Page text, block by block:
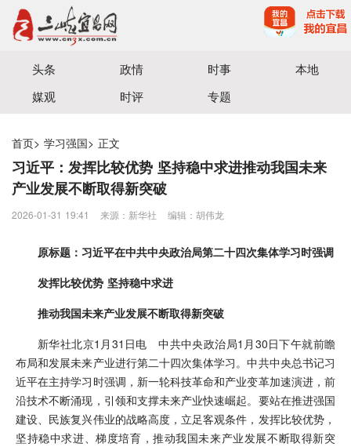
宜昌三峡融媒体中心主办
头条 政情 时事
本地
媒观
时评 专题
首页> 学习强国> 正文
习近平：发挥比较优势 坚持稳中求进推动我国未来
产业发展不断取得新突破
2026-01-31 19:41 来源：​新华社 编辑：胡伟龙
原标题：习近平在中共中央政治局第二十四次集体学习时强调
发挥比较优势 坚持稳中求进
推动我国未来产业发展不断取得新突破
新华社北京1月31日电 中共中央政治局1月30日下午就前瞻
布局和发展未来产业进行第二十四次集体学习。中共中央总书记习
近平在主持学习时强调，新一轮科技革命和产业变革加速演进，前
沿技术不断涌现，引领和支撑未来产业快速崛起。要站在推进强国
建设、民族复兴伟业的战略高度，立足客观条件，发挥比较优势，
坚持稳中求进、梯度培育，推动我国未来产业发展不断取得新突